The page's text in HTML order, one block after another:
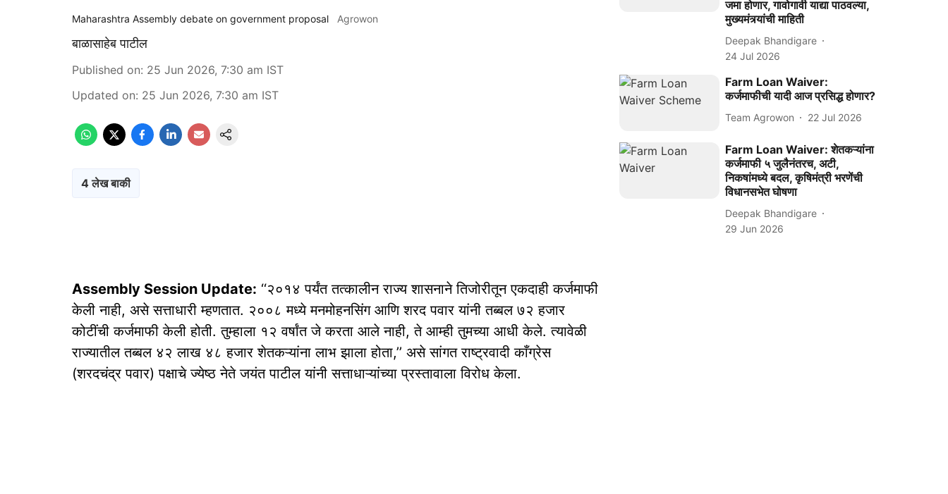
Maharashtra Assembly debate on government proposal Agrowon
बाळासाहेब पाटील
Published on: 25 Jun 2026, 7:30 am IST
Updated on: 25 Jun 2026, 7:30 am IST
4 लेख बाकी
Assembly Session Update: ‘‘२०१४ पर्यंत तत्कालीन राज्य शासनाने तिजोरीतून एकदाही कर्जमाफी
केली नाही, असे सत्ताधारी म्हणतात. २००८ मध्ये मनमोहनसिंग आणि शरद पवार यांनी तब्बल ७२ हजार
कोटींची कर्जमाफी केली होती. तुम्हाला १२ वर्षांत जे करता आले नाही, ते आम्ही तुमच्या आधी केले. त्यावेळी
राज्यातील तब्बल ४२ लाख ४८ हजार शेतकऱ्यांना लाभ झाला होता,’’ असे सांगत राष्ट्रवादी काँग्रेस
(शरदचंद्र पवार) पक्षाचे ज्येष्ठ नेते जयंत पाटील यांनी सत्ताधाऱ्यांच्या प्रस्तावाला विरोध केला.
जमा होणार, गावोगावी याद्या पाठवल्या,
मुख्यमंत्र्यांची माहिती
Deepak Bhandigare
24 Jul 2026
Farm Loan Waiver:
कर्जमाफीची यादी आज प्रसिद्ध होणार?
Team Agrowon 22 Jul 2026
Farm Loan Waiver: शेतकऱ्यांना
कर्जमाफी ५ जुलैनंतरच, अटी,
निकषांमध्ये बदल, कृषिमंत्री भरणेंची
विधानसभेत घोषणा
Deepak Bhandigare
29 Jun 2026